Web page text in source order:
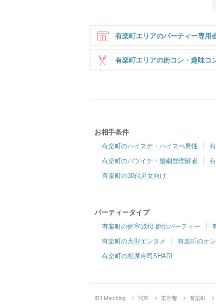
有楽町エリアのパーティー専用
異なる会場テーマでワクワクをご提供♪
有楽町エリアの街コン・趣味コ
6対6～｜同じ趣味のお相手と出会える
お相手条件
有楽町のハイステ・ハイスぺ男性
有楽町のバツイチ・婚姻歴理解者
有楽町の30代男女向け
パーティータイプ
有楽町の個室8対8 婚活パーティー
有楽町の大型エンタメ
有楽町のオ
有楽町の相席寿司SHARI
IBJ Matching 関東 東京都 有楽町